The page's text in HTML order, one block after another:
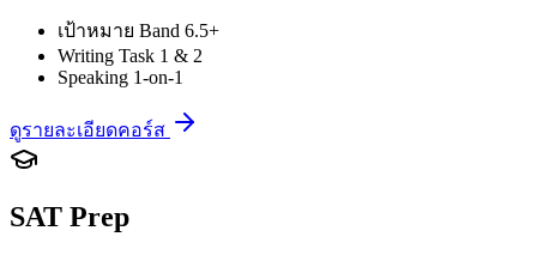
เป้าหมาย Band 6.5+
Writing Task 1 & 2
Speaking 1-on-1
ดูรายละเอียดคอร์ส
SAT Prep